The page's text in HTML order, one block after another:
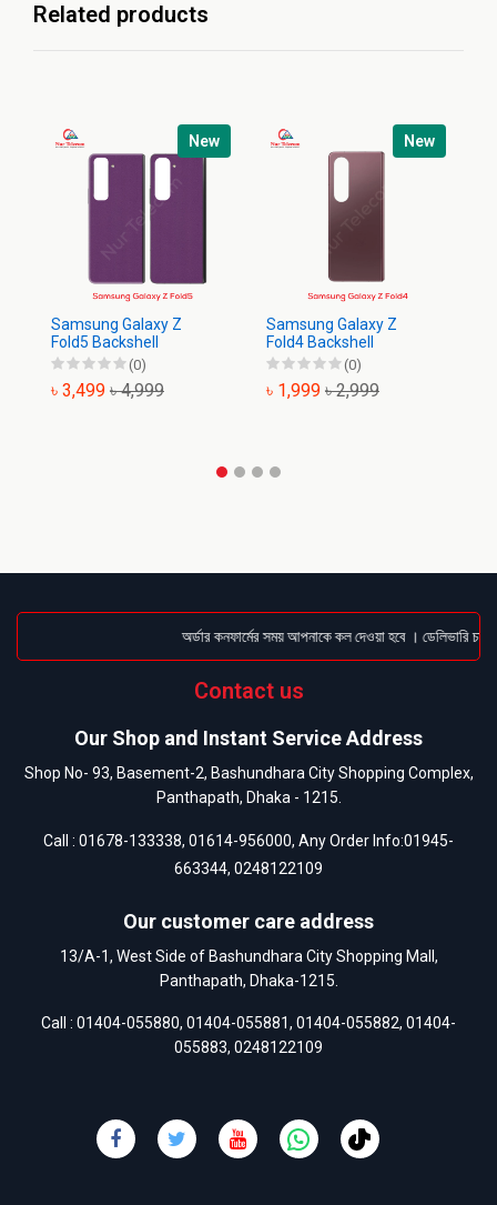
Related products
New
Samsung Galaxy Z
Fold5 Backshell
(0)
৳ 3,499 ৳ 4,999
New
Samsung Galaxy Z
Fold4 Backshell
(0)
৳ 1,999 ৳ 2,999
অর্ডার কনফার্মের সময় আপনাকে কল দেওয়া হবে । ডেলিভারি
Contact us
Our Shop and Instant Service Address
Shop No- 93, Basement-2, Bashundhara City Shopping Complex,
Panthapath, Dhaka - 1215.
Call : 01678-133338, 01614-956000, Any Order Info:01945-
663344, 0248122109
Our customer care address
13/A-1, West Side of Bashundhara City Shopping Mall,
Panthapath, Dhaka-1215.
Call : 01404-055880, 01404-055881, 01404-055882, 01404-
055883, 0248122109